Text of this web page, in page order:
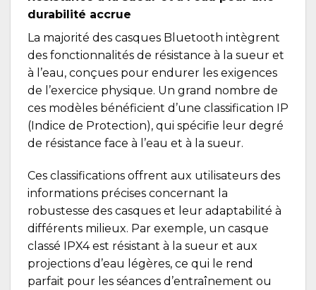
durabilité accrue
La majorité des casques Bluetooth intègrent
des fonctionnalités de résistance à la sueur et
à l’eau, conçues pour endurer les exigences
de l’exercice physique. Un grand nombre de
ces modèles bénéficient d’une classification IP
(Indice de Protection), qui spécifie leur degré
de résistance face à l’eau et à la sueur.
Ces classifications offrent aux utilisateurs des
informations précises concernant la
robustesse des casques et leur adaptabilité à
différents milieux. Par exemple, un casque
classé IPX4 est résistant à la sueur et aux
projections d’eau légères, ce qui le rend
parfait pour les séances d’entraînement ou